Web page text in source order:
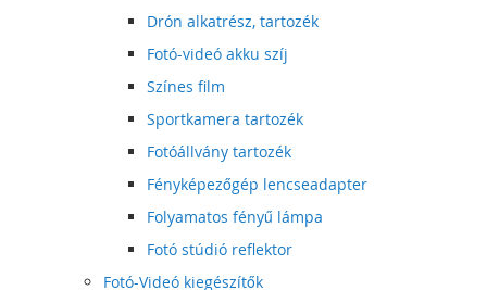
Drón alkatrész, tartozék
Fotó-videó akku szíj
Színes film
Sportkamera tartozék
Fotóállvány tartozék
Fényképezőgép lencseadapter
Folyamatos fényű lámpa
Fotó stúdió reflektor
Fotó-Videó kiegészítők